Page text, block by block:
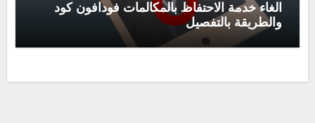
الغاء خدمة الاحتفاظ بالمكالمات فودافون كود
والطريقة بالتفصيل